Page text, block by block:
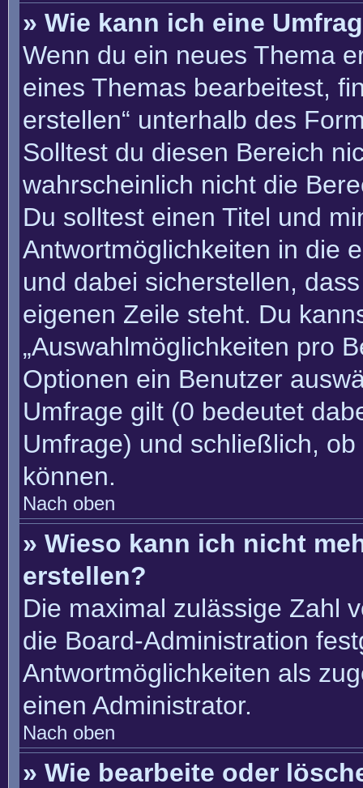
» Wie kann ich eine
Wenn du ein neues Thema
eines Themas bearbeitest,
erstellen“ unterhalb des
Solltest du diesen Bereich
wahrscheinlich nicht die
Du solltest einen Titel und
Antwortmöglichkeiten in die
und dabei sicherstellen,
eigenen Zeile steht. Du
„Auswahlmöglichkeiten pro
Optionen ein Benutzer
Umfrage gilt (0 bedeutet
Umfrage) und schließlich,
können.
Nach oben
» Wieso kann ich nicht
erstellen?
Die maximal zulässige Zahl
die Board-Administration
Antwortmöglichkeiten als
einen Administrator.
Nach oben
» Wie bearbeite oder